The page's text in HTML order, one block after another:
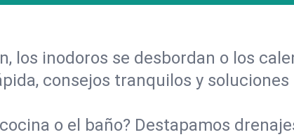
los inodoros se desbordan o los
consejos tranquilos y
o el baño? Destapamos